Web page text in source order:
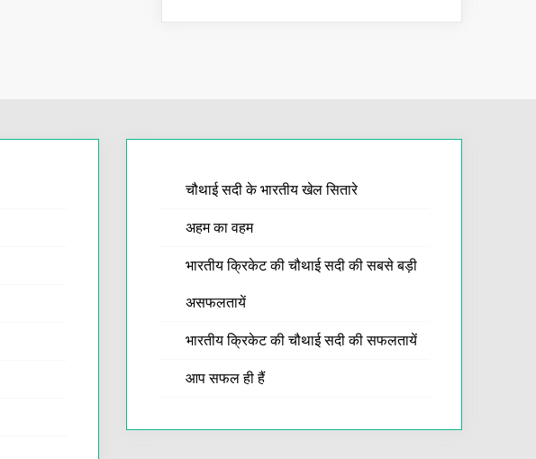
चौथाई सदी के भारतीय खेल सितारे
अहम का वहम
भारतीय क्रिकेट की चौथाई सदी की सबसे बड़ी
असफलतायें
भारतीय क्रिकेट की चौथाई सदी की सफलतायें
आप सफल ही हैं